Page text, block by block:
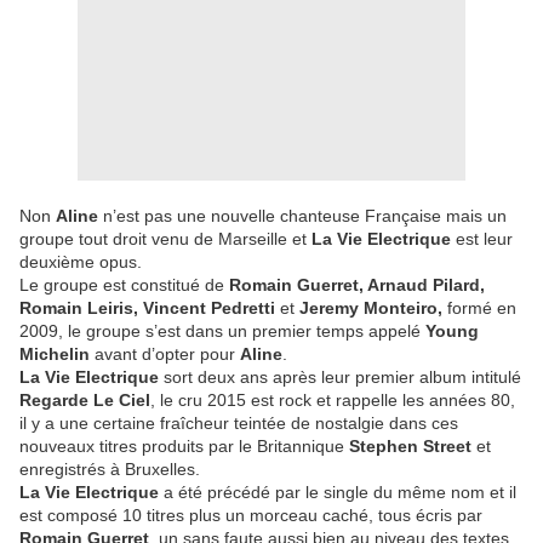
Non Aline n’est pas une nouvelle chanteuse Française mais un
groupe tout droit venu de Marseille et La Vie Electrique est leur
deuxième opus.
Le groupe est constitué de Romain Guerret, Arnaud Pilard,
Romain Leiris, Vincent Pedretti et Jeremy Monteiro, formé en
2009, le groupe s’est dans un premier temps appelé Young
Michelin avant d’opter pour Aline
La Vie Electrique sort deux ans après leur premier album intitulé
Regarde Le Ciel , le cru 2015 est rock et rappelle les années 80,
il y a une certaine fraîcheur teintée de nostalgie dans ces
nouveaux titres produits par le Britannique Stephen Street et
enregistrés à Bruxelles.
La Vie Electrique a été précédé par le single du même nom et il
est composé 10 titres plus un morceau caché, tous écris par
Romain Guerret , un sans faute aussi bien au niveau des textes